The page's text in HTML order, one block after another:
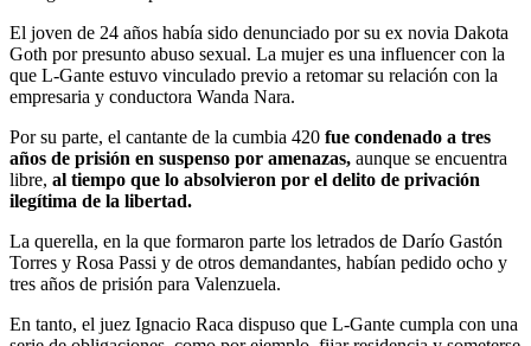
El joven de 24 años había sido denunciado por su ex novia Dakota
Goth por presunto abuso sexual. La mujer es una influencer con la
que L-Gante estuvo vinculado previo a retomar su relación con la
empresaria y conductora Wanda Nara.
Por su parte, el cantante de la cumbia 420 fue condenado a tres
años de prisión en suspenso por amenazas, aunque se encuentra
libre, al tiempo que lo absolvieron por el delito de privación
ilegítima de la libertad.
La querella, en la que formaron parte los letrados de Darío Gastón
Torres y Rosa Passi y de otros demandantes, habían pedido ocho y
tres años de prisión para Valenzuela.
En tanto, el juez Ignacio Raca dispuso que L-Gante cumpla con una